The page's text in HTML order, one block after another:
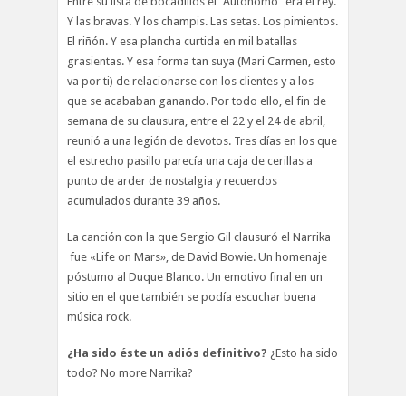
Y las bravas. Y los champis. Las setas. Los pimientos.
El riñón. Y esa plancha curtida en mil batallas
grasientas. Y esa forma tan suya (Mari Carmen, esto
va por ti) de relacionarse con los clientes y a los
que se acababan ganando. Por todo ello, el fin de
semana de su clausura, entre el 22 y el 24 de abril,
reunió a una legión de devotos. Tres días en los que
el estrecho pasillo parecía una caja de cerillas a
punto de arder de nostalgia y recuerdos
acumulados durante 39 años.
La canción con la que Sergio Gil clausuró el Narrika
fue «Life on Mars», de David Bowie. Un homenaje
póstumo al Duque Blanco. Un emotivo final en un
sitio en el que también se podía escuchar buena
música rock.
¿Ha sido éste un adiós definitivo? ¿Esto ha sido
todo? No more Narrika?